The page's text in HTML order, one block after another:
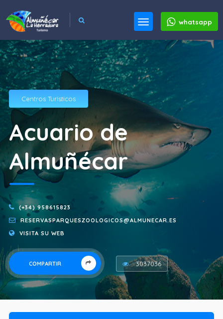
whatsapp
Centros Turísticos
Acuario de
Almuñécar
(+34) 958615823
RESERVASPARQUESZOOLOGICOS@ALMUNECAR.ES
VISITA SU WEB
COMPARTIR 3037036